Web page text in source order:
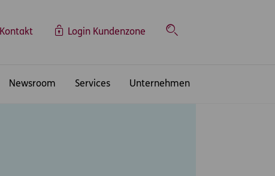
Kontakt Login Kundenzone
Suche
Newsroom Services Unternehmen